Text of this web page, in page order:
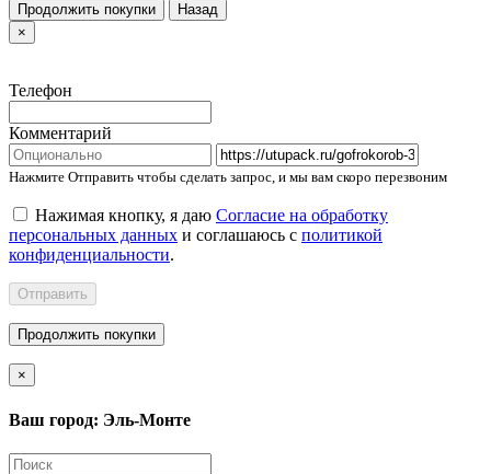
Продолжить покупки
Назад
×
Телефон
Комментарий
Нажмите Отправить чтобы сделать запрос, и мы вам скоро перезвоним
Нажимая кнопку, я даю Согласие на обработку
персональных данных и соглашаюсь с политикой
конфиденциальности.
Отправить
Продолжить покупки
×
Ваш город: Эль-Монте